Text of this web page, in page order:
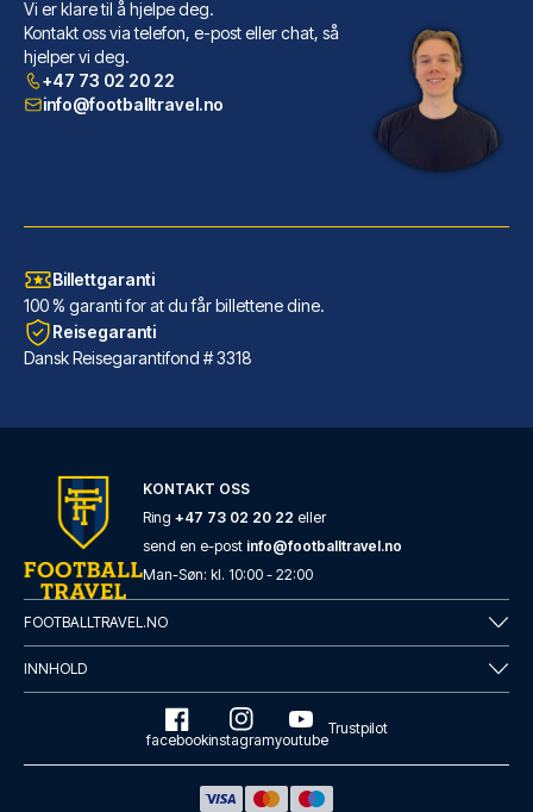
Radisson Blu Hotel Liverpool
Når du har Radisson Blu Hotel ...
LES MER OM HOTELLET
Hard Days Night Hotel Liverpool
Dersom du velger Hard Days Nig...
LES MER OM HOTELLET
Vi er klare til å hjelpe deg.
Kontakt oss via telefon, e-post eller chat, så
hjelper vi deg.
+47 73 02 20 22
info@footballtravel.no
Billettgaranti
100 % garanti for at du får billettene dine.
Reisegaranti
Dansk Reisegarantifond # 3318
KONTAKT OSS
Ring +47 73 02 20 22 eller
send en e-post info@footballtravel.no
Man-Søn: kl. 10:00 - 22:00
FOOTBALLTRAVEL.NO
INNHOLD
facebookinstagramyoutube
Trustpilot